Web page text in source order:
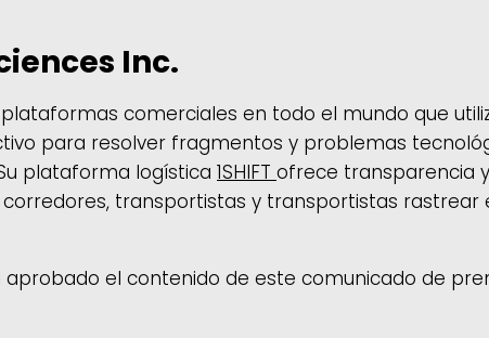
Inc.
comerciales en todo el mundo que
para resolver fragmentos y problemas
plataforma logística 1SHIFT ofrece transparencia y
transportistas y transportistas rastrear
aprobado el contenido de este comunicado de